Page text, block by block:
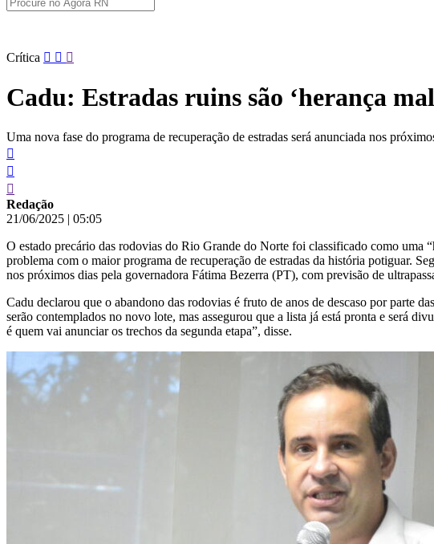
Pular
conteúdo
Crítica
Cadu: Estradas ruins são ‘herança
Uma nova fase do programa de recuperação de estradas será anunciada nos
Redação
21/06/2025 | 05:05
O estado precário das rodovias do Rio Grande do Norte foi classificado como uma
problema com o maior programa de recuperação de estradas da história potiguar.
nos próximos dias pela governadora Fátima Bezerra (PT), com previsão de
Cadu declarou que o abandono das rodovias é fruto de anos de descaso por parte
serão contemplados no novo lote, mas assegurou que a lista já está pronta e será
é quem vai anunciar os trechos da segunda etapa”, disse.